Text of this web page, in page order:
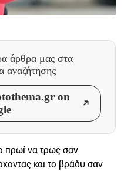
άρθρα μας στα
αναζήτησης
on
πρωί να τρως σαν
και το βράδυ σαν